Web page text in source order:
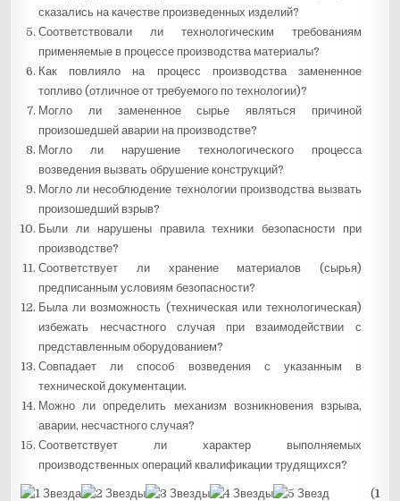
сказались на качестве произведенных изделий?
Соответствовали ли технологическим требованиям
применяемые в процессе производства материалы?
Как повлияло на процесс производства замененное
топливо (отличное от требуемого по технологии)?
Могло ли замененное сырье являться причиной
произошедшей аварии на производстве?
Могло ли нарушение технологического процесса
возведения вызвать обрушение конструкций?
Могло ли несоблюдение технологии производства вызвать
произошедший взрыв?
Были ли нарушены правила техники безопасности при
производстве?
Соответствует ли хранение материалов (сырья)
предписанным условиям безопасности?
Была ли возможность (техническая или технологическая)
избежать несчастного случая при взаимодействии с
представленным оборудованием?
Совпадает ли способ возведения с указанным в
технической документации.
Можно ли определить механизм возникновения взрыва,
аварии, несчастного случая?
Соответствует ли характер выполняемых
производственных операций квалификации трудящихся?
(1